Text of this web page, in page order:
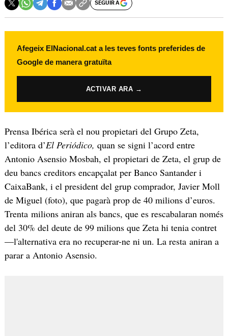
SEGUIR A
Afegeix ElNacional.cat a les teves fonts preferides de
Google de manera gratuïta
ACTIVAR ARA →
Prensa Ibérica serà el nou propietari del Grupo Zeta,
l’editora d’El Periódico, quan se signi l’acord entre
Antonio Asensio Mosbah, el propietari de Zeta, el grup de
deu bancs creditors encapçalat per Banco Santander i
CaixaBank, i el president del grup comprador, Javier Moll
de Miguel (foto), que pagarà prop de 40 milions d’euros.
Trenta milions aniran als bancs, que es rescabalaran només
del 30% del deute de 99 milions que Zeta hi tenia contret
—l'alternativa era no recuperar-ne ni un. La resta aniran a
parar a Antonio Asensio.